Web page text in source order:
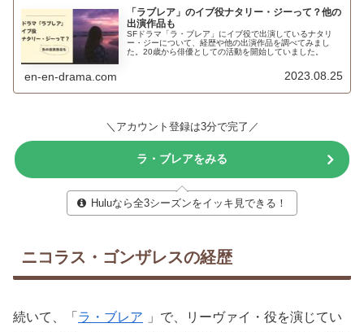
「ラブレア」のイブ役ナタリー・ジーって？他の
出演作品も
SFドラマ「ラ・ブレア」にイブ役で出演しているナタリ
ー・ジーについて、経歴や他の出演作品を調べてみまし
た。20歳から俳優としての活動を開始していました。
en-en-drama.com 2023.08.25
＼アカウント登録は3分で完了／
ラ・ブレアをみる
Huluなら全3シーズンをイッキ見できる！
ニコラス・ゴンザレスの経歴
続いて、「 ラ・ブレア
」で、リーヴァイ・役を演じてい